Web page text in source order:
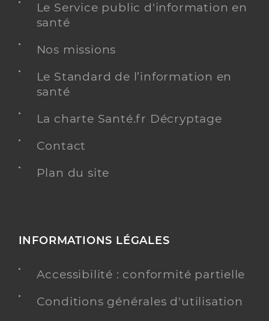
Le Service public d'information en
santé
Nos missions
Le Standard de l’information en
santé
La charte Santé.fr Décryptage
Contact
Plan du site
INFORMATIONS LÉGALES
Accessibilité : conformité partielle
Conditions générales d'utilisation